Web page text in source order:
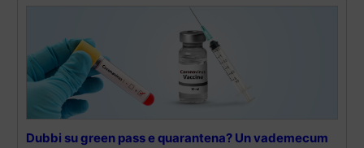
Dubbi su green pass e quarantena? Un vademecum